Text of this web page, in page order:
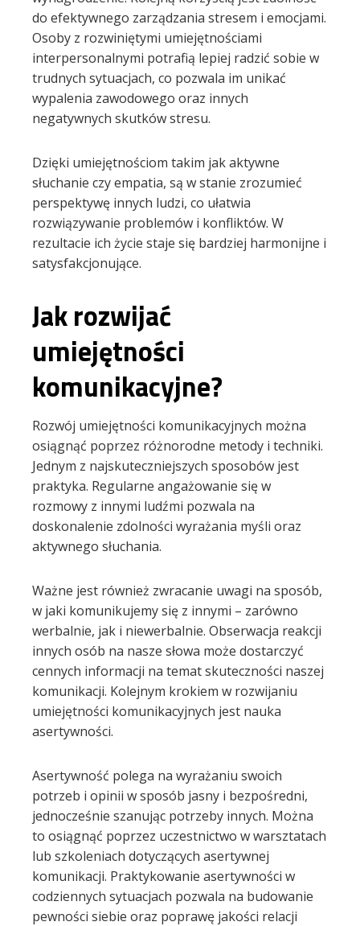
do efektywnego zarządzania stresem i emocjami.
Osoby z rozwiniętymi umiejętnościami
interpersonalnymi potrafią lepiej radzić sobie w
trudnych sytuacjach, co pozwala im unikać
wypalenia zawodowego oraz innych
negatywnych skutków stresu.
Dzięki umiejętnościom takim jak aktywne
słuchanie czy empatia, są w stanie zrozumieć
perspektywę innych ludzi, co ułatwia
rozwiązywanie problemów i konfliktów. W
rezultacie ich życie staje się bardziej harmonijne i
satysfakcjonujące.
Jak rozwijać
umiejętności
komunikacyjne?
Rozwój umiejętności komunikacyjnych można
osiągnąć poprzez różnorodne metody i techniki.
Jednym z najskuteczniejszych sposobów jest
praktyka. Regularne angażowanie się w
rozmowy z innymi ludźmi pozwala na
doskonalenie zdolności wyrażania myśli oraz
aktywnego słuchania.
Ważne jest również zwracanie uwagi na sposób,
w jaki komunikujemy się z innymi – zarówno
werbalnie, jak i niewerbalnie. Obserwacja reakcji
innych osób na nasze słowa może dostarczyć
cennych informacji na temat skuteczności naszej
komunikacji. Kolejnym krokiem w rozwijaniu
umiejętności komunikacyjnych jest nauka
asertywności.
Asertywność polega na wyrażaniu swoich
potrzeb i opinii w sposób jasny i bezpośredni,
jednocześnie szanując potrzeby innych. Można
to osiągnąć poprzez uczestnictwo w warsztatach
lub szkoleniach dotyczących asertywnej
komunikacji. Praktykowanie asertywności w
codziennych sytuacjach pozwala na budowanie
pewności siebie oraz poprawę jakości relacji